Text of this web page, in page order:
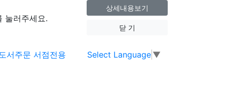
눌러주세요.
상세내용보기
닫 기
Select Language ▼